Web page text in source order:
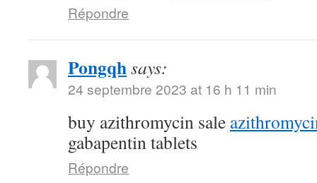
Répondre
Pongqhsays:
24 septembre 2023 at 16 h 11 min
buy azithromycin sale
gabapentin tablets
Répondre